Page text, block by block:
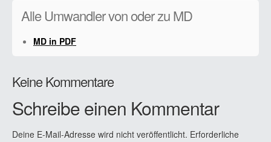
Alle Umwandler von oder zu MD
MD in PDF
Keine Kommentare
Schreibe einen Kommentar
Deine E-Mail-Adresse wird nicht veröffentlicht. Erforderliche